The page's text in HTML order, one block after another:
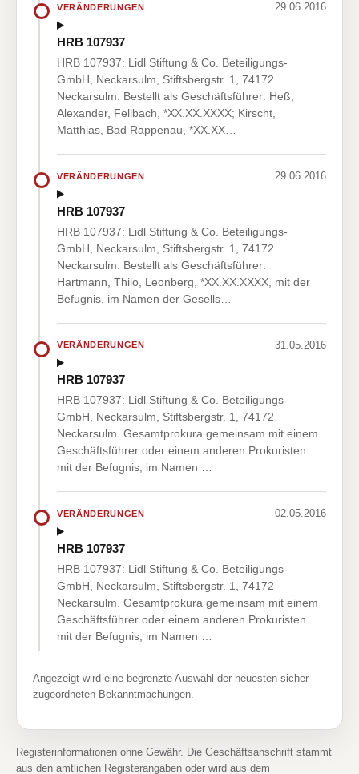
VERÄNDERUNGEN 29.06.2016
HRB 107937
HRB 107937: Lidl Stiftung & Co. Beteiligungs-
GmbH, Neckarsulm, Stiftsbergstr. 1, 74172
Neckarsulm. Bestellt als Geschäftsführer: Heß,
Alexander, Fellbach, *XX.XX.XXXX; Kirscht,
Matthias, Bad Rappenau, *XX.XX…
VERÄNDERUNGEN 29.06.2016
HRB 107937
HRB 107937: Lidl Stiftung & Co. Beteiligungs-
GmbH, Neckarsulm, Stiftsbergstr. 1, 74172
Neckarsulm. Bestellt als Geschäftsführer:
Hartmann, Thilo, Leonberg, *XX.XX.XXXX, mit der
Befugnis, im Namen der Gesells…
VERÄNDERUNGEN 31.05.2016
HRB 107937
HRB 107937: Lidl Stiftung & Co. Beteiligungs-
GmbH, Neckarsulm, Stiftsbergstr. 1, 74172
Neckarsulm. Gesamtprokura gemeinsam mit einem
Geschäftsführer oder einem anderen Prokuristen
mit der Befugnis, im Namen …
VERÄNDERUNGEN 02.05.2016
HRB 107937
HRB 107937: Lidl Stiftung & Co. Beteiligungs-
GmbH, Neckarsulm, Stiftsbergstr. 1, 74172
Neckarsulm. Gesamtprokura gemeinsam mit einem
Geschäftsführer oder einem anderen Prokuristen
mit der Befugnis, im Namen …
Angezeigt wird eine begrenzte Auswahl der neuesten sicher
zugeordneten Bekanntmachungen.
Registerinformationen ohne Gewähr. Die Geschäftsanschrift stammt
aus den amtlichen Registerangaben oder wird aus dem